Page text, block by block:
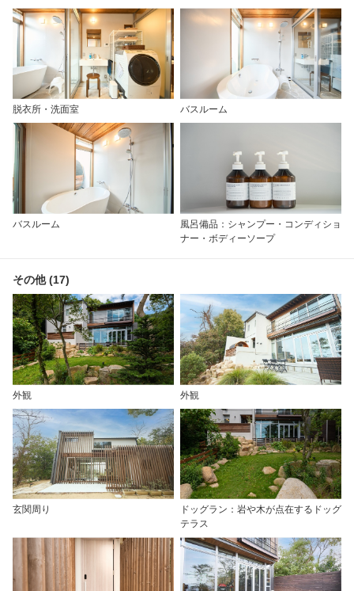
脱衣所・洗面室 バスルーム
バスルーム
風呂備品：シャンプー・コンディショ
ナー・ボディーソープ
その他 (17)
外観 外観
玄関周り
ドッグラン：岩や木が点在するドッグ
テラス